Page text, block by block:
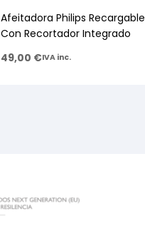
Afeitadora Philips Recargable
Con Recortador Integrado
49,00 €IVA inc.